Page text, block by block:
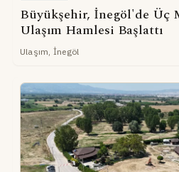
Büyükşehir, İnegöl'de Üç
Ulaşım Hamlesi Başlattı
Ulaşım, İnegöl